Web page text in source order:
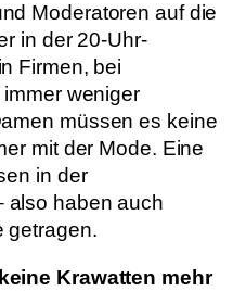
Moderatoren auf die
in der 20-Uhr-
Firmen, bei
weniger
müssen es keine
mit der Mode. Eine
in der
also haben auch
getragen.
Krawatten mehr